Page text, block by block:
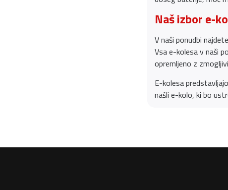
Naš izbor e-
V naši ponudbi
Vsa e-kolesa v naši
opremljeno z
E-kolesa
našli e-kolo, ki bo